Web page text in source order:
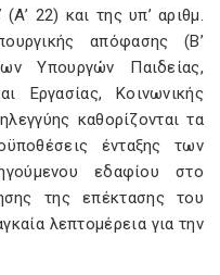
22) και της υπ’ αριθμ.
απόφασης (Β’
Υπουργών Παιδείας,
Εργασίας, Κοινωνικής
καθορίζονται τα
ένταξης των
εδαφίου στο
της επέκτασης του
λεπτομέρεια για την